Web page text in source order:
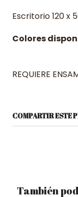
Escritorio 120 x
Colores
REQUIERE
COMPARTIR ESTE
También